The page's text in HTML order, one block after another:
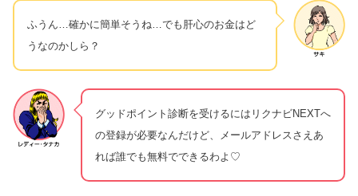
ふうん…確かに簡単そうね…でも肝心のお金はど
うなのかしら？
グッドポイント診断を受けるにはリクナビNEXTへ
の登録が必要なんだけど、メールアドレスさえあ
れば誰でも無料でできるわよ♡